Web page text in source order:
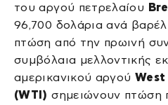
του αργού πετρελαίου
96,700 δολάρια ανά
πτώση από την πρωινή
συμβόλαια μελλοντικής
αμερικανικού αργού
(WTI) σημειώνουν πτώση